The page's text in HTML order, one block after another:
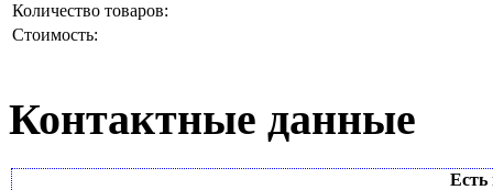
Количество товаров:
Стоимость:
Контактные данные
Есть